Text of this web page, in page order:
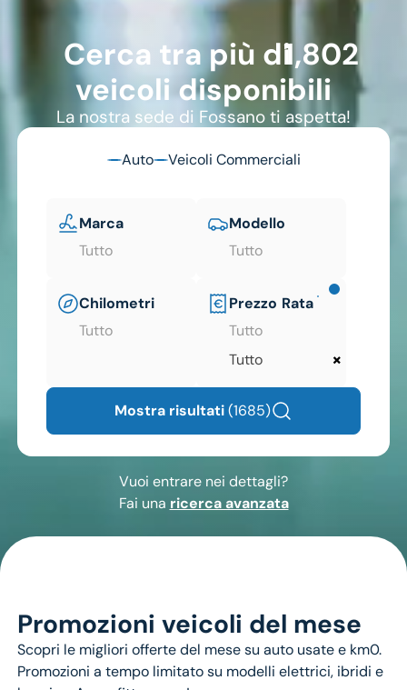
Cerca tra più di1802
veicoli disponibili
La nostra sede di Fossano ti aspetta!
Auto Veicoli Commerciali
Vuoi entrare nei dettagli?
Fai una ricerca avanzata
Marca
Tutto
Modello
Tutto
Chilometri
Tutto
Prezzo Rata
Tutto
×
Tutto
Mostra risultati(1685)
Promozioni veicoli del mese
Scopri le migliori offerte del mese su auto usate e km0.
Promozioni a tempo limitato su modelli elettrici, ibridi e